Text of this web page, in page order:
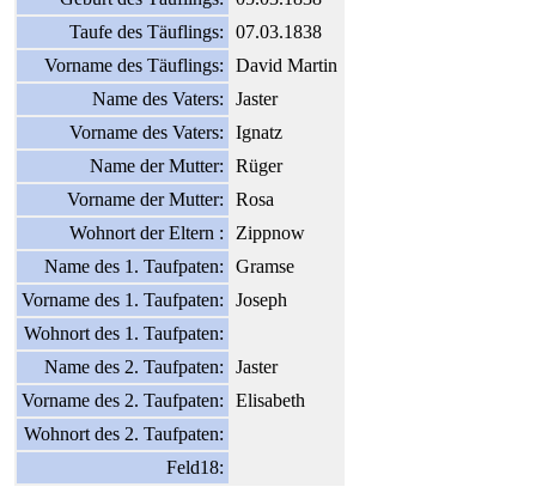
Taufe des Täuflings:
07.03.1838
Vorname des Täuflings:
David Martin
Name des Vaters:
Jaster
Vorname des Vaters:
Ignatz
Name der Mutter:
Rüger
Vorname der Mutter:
Rosa
Wohnort der Eltern :
Zippnow
Name des 1. Taufpaten:
Gramse
Vorname des 1. Taufpaten:
Joseph
Wohnort des 1. Taufpaten:
Name des 2. Taufpaten:
Jaster
Vorname des 2. Taufpaten:
Elisabeth
Wohnort des 2. Taufpaten:
Feld18: